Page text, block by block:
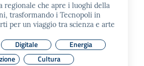
regionale che apre i luoghi della
trasformando i Tecnopoli in
per un viaggio tra scienza e arte
Digitale
Energia
Cultura